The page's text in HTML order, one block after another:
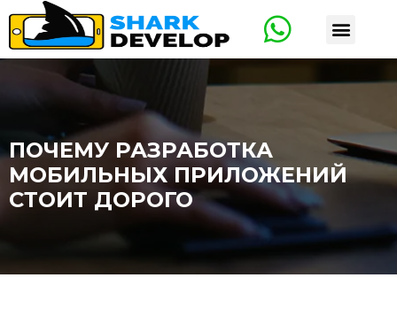
ПОЧЕМУ РАЗРАБОТКА
МОБИЛЬНЫХ ПРИЛОЖЕНИЙ
СТОИТ ДОРОГО